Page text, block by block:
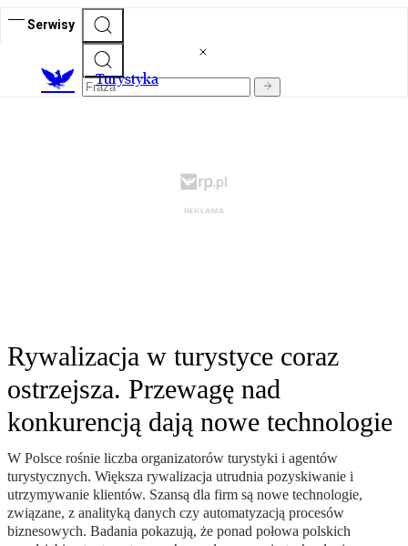
Serwisy
Turystyka
Rywalizacja w turystyce coraz
ostrzejsza. Przewagę nad
konkurencją dają nowe technologie
W Polsce rośnie liczba organizatorów turystyki i agentów
turystycznych. Większa rywalizacja utrudnia pozyskiwanie i
utrzymywanie klientów. Szansą dla firm są nowe technologie,
związane, z analityką danych czy automatyzacją procesów
biznesowych. Badania pokazują, że ponad połowa polskich